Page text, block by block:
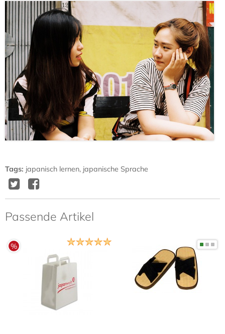
Tags: japanisch lernen, japanische Sprache
TwitterFacebook
Passende Artikel
%